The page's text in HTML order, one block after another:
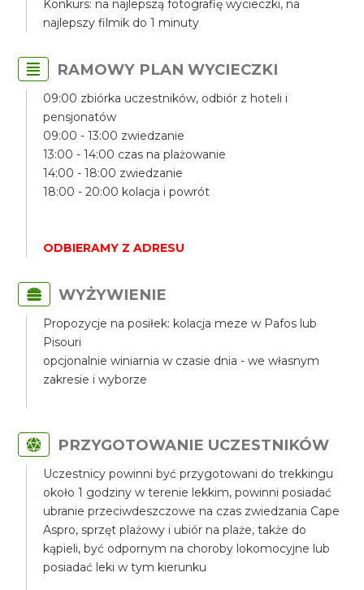
Konkurs: na najlepszą fotografię wycieczki, na
najlepszy filmik do 1 minuty
RAMOWY PLAN WYCIECZKI
09:00 zbiórka uczestników, odbiór z hoteli i
pensjonatów
09:00 - 13:00 zwiedzanie
13:00 - 14:00 czas na plażowanie
14:00 - 18:00 zwiedzanie
18:00 - 20:00 kolacja i powrót
ODBIERAMY Z ADRESU
WYŻYWIENIE
Propozycje na posiłek: kolacja meze w Pafos lub
Pisouri
opcjonalnie winiarnia w czasie dnia - we własnym
zakresie i wyborze
PRZYGOTOWANIE UCZESTNIKÓW
Uczestnicy powinni być przygotowani do trekkingu
około 1 godziny w terenie lekkim, powinni posiadać
ubranie przeciwdeszczowe na czas zwiedzania Cape
Aspro, sprzęt plażowy i ubiór na plaże, także do
kąpieli, być odpornym na choroby lokomocyjne lub
posiadać leki w tym kierunku